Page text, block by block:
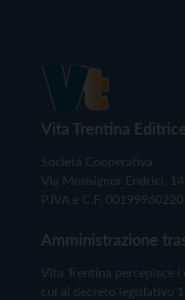
Vita Trentina
Società Cooperativa
Via Monsignor Endrici,
P.IVA e C.F. 00199960220
Amministrazione
Vita Trentina percepisce
cui al decreto legislativo